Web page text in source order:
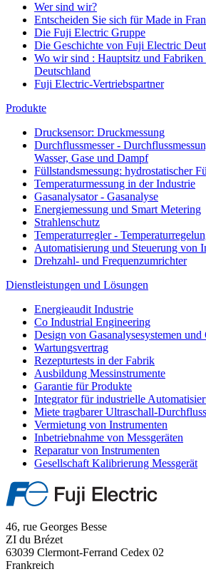
Wer sind wir?
Entscheiden Sie sich für Made in
Die Fuji Electric Gruppe
Die Geschichte von Fuji Electric
Wo wir sind : Hauptsitz und
Deutschland
Fuji Electric-Vertriebspartner
Produkte
Drucksensor: Druckmessung
Durchflussmesser -
Wasser, Gase und Dampf
Füllstandsmessung: hydrostatischer
Temperaturmessung in der Industrie
Gasanalysator - Gasanalyse
Energiemessung und Smart Metering
Strahlenschutz
Temperaturregler -
Automatisierung und Steuerung von
Drehzahl- und Frequenzumrichter
Dienstleistungen und Lösungen
Energieaudit Industrie
Co Industrial Engineering
Design von Gasanalysesystemen und
Wartungsvertrag
Rezepturtests in der Fabrik
Ausbildung Messinstrumente
Garantie für Produkte
Integrator für industrielle
Miete tragbarer Ultraschall-
Vermietung von Instrumenten
Inbetriebnahme von Messgeräten
Reparatur von Instrumenten
Gesellschaft Kalibrierung Messgerät
46, rue Georges Besse
ZI du Brézet
63039 Clermont-Ferrand Cedex 02
Frankreich